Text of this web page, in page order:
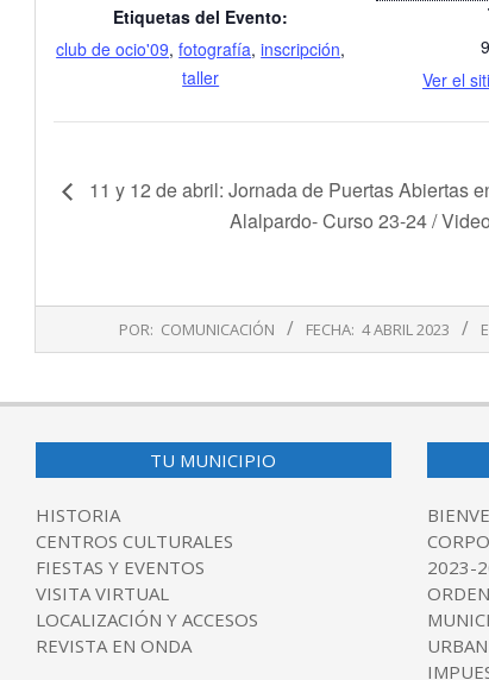
Etiquetas del Evento:
club de ocio'09,fotografía,inscripción,
taller
Ver el
11 y 12 de abril: Jornada de Puertas Abiertas
Alalpardo- Curso 23-24 / Video
POR: COMUNICACIÓN FECHA: 4 ABRIL 2023
TU MUNICIPIO
HISTORIA
CENTROS CULTURALES
FIESTAS Y EVENTOS
VISITA VIRTUAL
LOCALIZACIÓN Y ACCESOS
REVISTA EN ONDA
2023-